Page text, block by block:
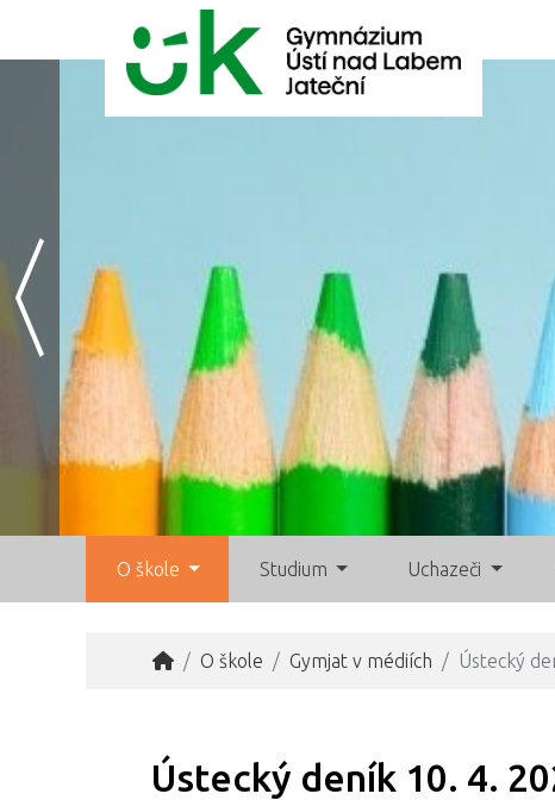
O škole Studium Uchazeči
O škole Gymjat v médiích Ústecký
Ústecký deník 10. 4.